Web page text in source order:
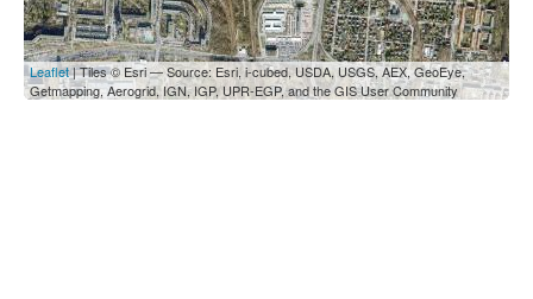
Leaflet| Tiles © Esri — Source: Esri, i-cubed, USDA, USGS, AEX, GeoEye,
Getmapping, Aerogrid, IGN, IGP, UPR-EGP, and the GIS User Community